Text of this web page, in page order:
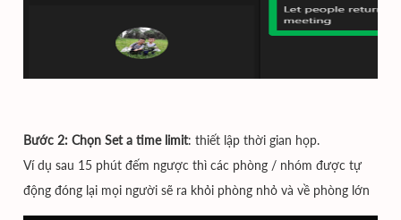
Bước 2: Chọn Set a time limit: thiết lập thời gian họp.
Ví dụ sau 15 phút đếm ngược thì các phòng / nhóm được tự
động đóng lại mọi người sẽ ra khỏi phòng nhỏ và về phòng lớn